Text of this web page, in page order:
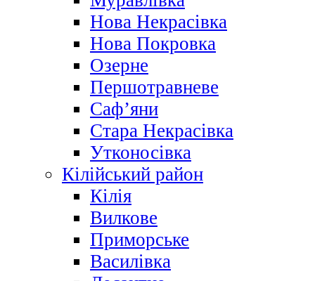
Нова Некрасівка
Нова Покровка
Озерне
Першотравневе
Саф’яни
Стара Некрасівка
Утконосівка
Кілійський район
Кілія
Вилкове
Приморське
Василівка